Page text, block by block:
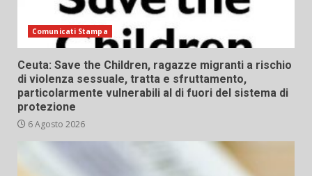
Comunicati Stampa
Ceuta: Save the Children, ragazze migranti a rischio
di violenza sessuale, tratta e sfruttamento,
particolarmente vulnerabili al di fuori del sistema di
protezione
6 Agosto 2026